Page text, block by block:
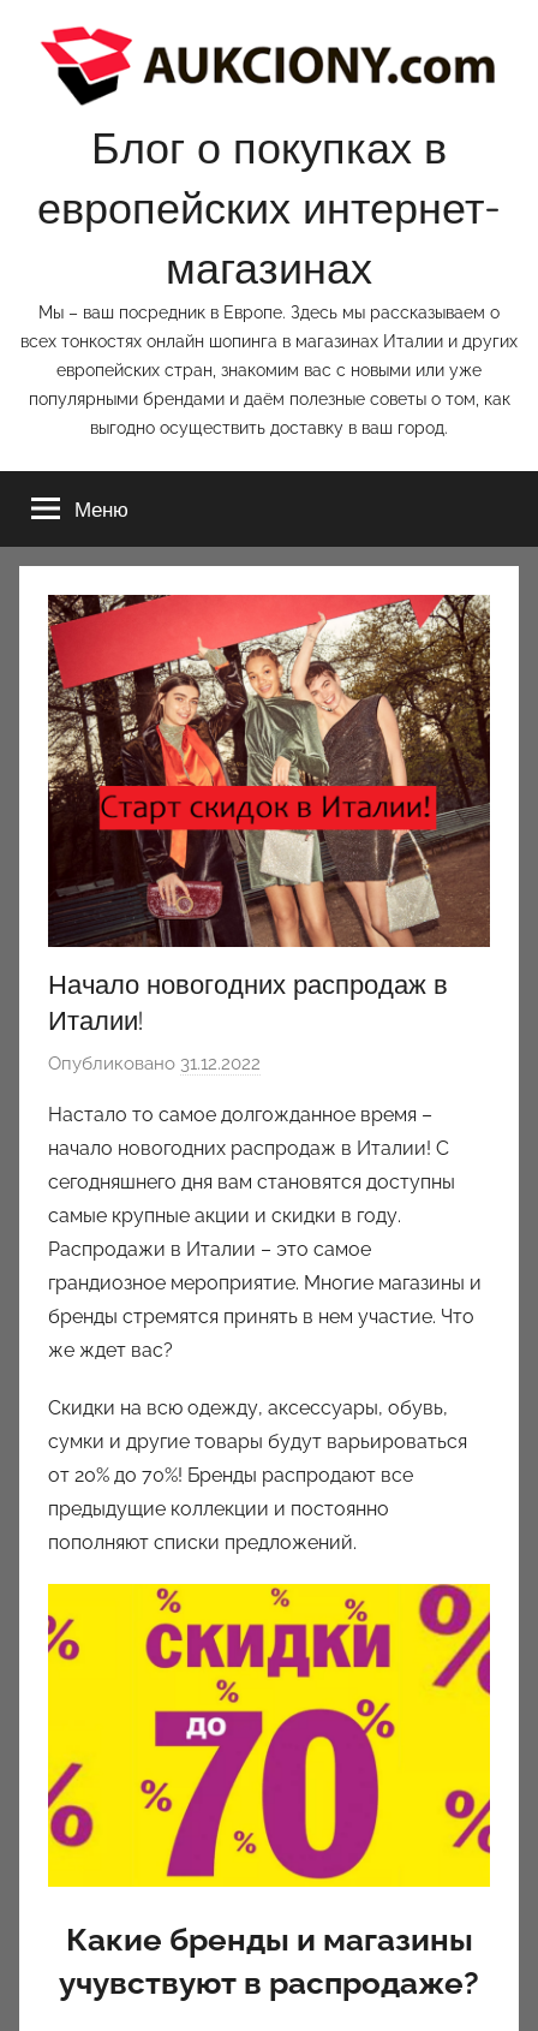
содержимому
Блог о покупках в
европейских интернет-
магазинах
Мы – ваш посредник в Европе. Здесь мы рассказываем о
всех тонкостях онлайн шопинга в магазинах Италии и других
европейских стран, знакомим вас с новыми или уже
популярными брендами и даём полезные советы о том, как
выгодно осуществить доставку в ваш город.
Меню
Начало новогодних распродаж в
Италии!
Опубликовано 31.12.2022
т
о
р
о
м
a
u
i
o
n
y
Настало то самое долгожданное время –
начало новогодних распродаж в Италии! С
сегодняшнего дня вам становятся доступны
самые крупные акции и скидки в году.
Распродажи в Италии – это самое
грандиозное мероприятие. Многие магазины и
бренды стремятся принять в нем участие. Что
же ждет вас?
Скидки на всю одежду, аксессуары, обувь,
сумки и другие товары будут варьироваться
от 20% до 70%! Бренды распродают все
предыдущие коллекции и постоянно
пополняют списки предложений.
Какие бренды и магазины
учувствуют в распродаже?